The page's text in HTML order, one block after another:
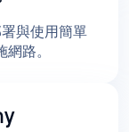
與使用簡單
路。